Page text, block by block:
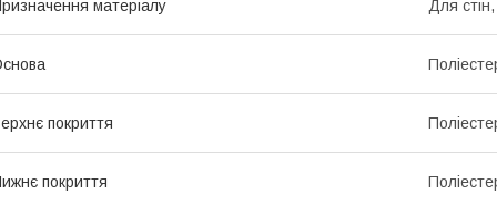
матеріалу Для
покриття
покриття